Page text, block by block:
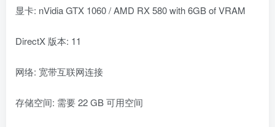
显卡: nVidia GTX 1060 / AMD RX 580 with 6GB of VRAM
DirectX 版本: 11
网络: 宽带互联网连接
存储空间: 需要 22 GB 可用空间